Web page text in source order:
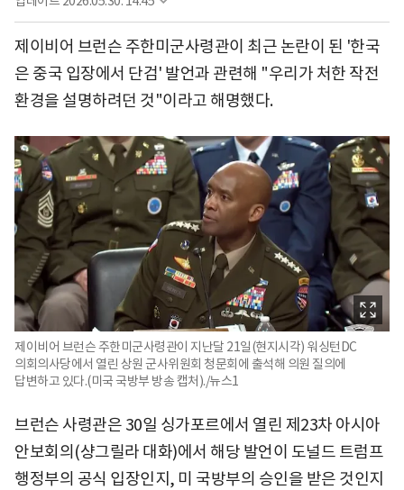
제이비어 브런슨 주한미군사령관이 최근 논란이 된 '한국
은 중국 입장에서 단검' 발언과 관련해 "우리가 처한 작전
환경을 설명하려던 것"이라고 해명했다.
제이비어 브런슨 주한미군사령관이 지난달 21일(현지시각) 워싱턴DC
의회의사당에서 열린 상원 군사위원회 청문회에 출석해 의원 질의에
답변하고 있다.(미국 국방부 방송 캡처)./뉴스1
브런슨 사령관은 30일 싱가포르에서 열린 제23차 아시아
안보회의(샹그릴라 대화)에서 해당 발언이 도널드 트럼프
행정부의 공식 입장인지, 미 국방부의 승인을 받은 것인지